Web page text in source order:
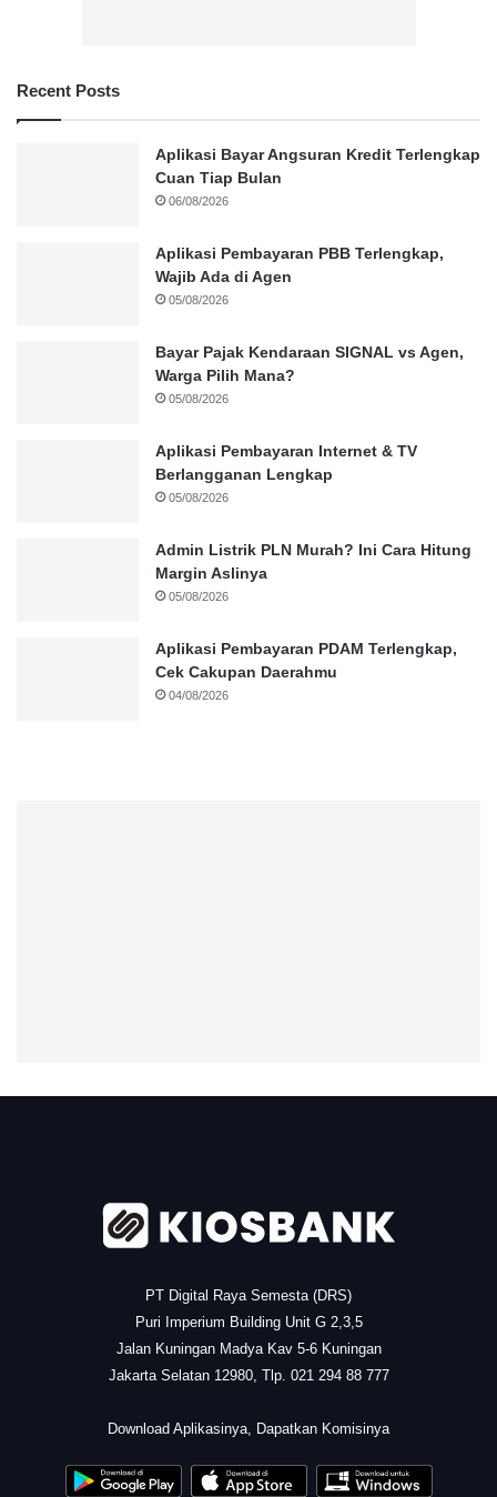
Recent Posts
Aplikasi Bayar Angsuran Kredit Terlengkap
Cuan Tiap Bulan
06/08/2026
Aplikasi Pembayaran PBB Terlengkap,
Wajib Ada di Agen
05/08/2026
Bayar Pajak Kendaraan SIGNAL vs Agen,
Warga Pilih Mana?
05/08/2026
Aplikasi Pembayaran Internet & TV
Berlangganan Lengkap
05/08/2026
Admin Listrik PLN Murah? Ini Cara Hitung
Margin Aslinya
05/08/2026
Aplikasi Pembayaran PDAM Terlengkap,
Cek Cakupan Daerahmu
04/08/2026
PT Digital Raya Semesta (DRS)
Puri Imperium Building Unit G 2,3,5
Jalan Kuningan Madya Kav 5-6 Kuningan
Jakarta Selatan 12980, Tlp. 021 294 88 777
Download Aplikasinya, Dapatkan Komisinya